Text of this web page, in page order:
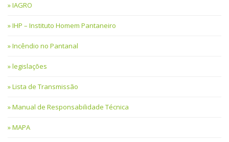
IAGRO
IHP – Instituto Homem Pantaneiro
Incêndio no Pantanal
legislações
Lista de Transmissão
Manual de Responsabilidade Técnica
MAPA